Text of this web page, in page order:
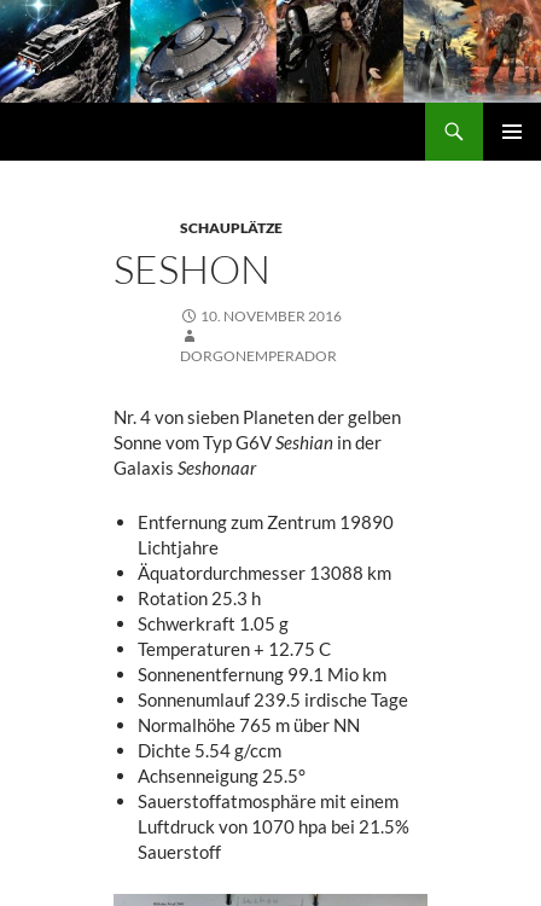
Zum
Inhalt
springen
SCHAUPLÄTZE
SESHON
10. NOVEMBER 2016
DORGONEMPERADOR
Nr. 4 von sieben Planeten der gelben
Sonne vom Typ G6VSeshian in der
GalaxisSeshonaar
Entfernung zum Zentrum 19890
Lichtjahre
Äquatordurchmesser 13088 km
Rotation 25.3 h
Schwerkraft 1.05 g
Temperaturen + 12.75 C
Sonnenentfernung 99.1 Mio km
Sonnenumlauf 239.5 irdische Tage
Normalhöhe 765 m über NN
Dichte 5.54 g/ccm
Achsenneigung 25.5°
Sauerstoffatmosphäre mit einem
Luftdruck von 1070 hpa bei 21.5%
Sauerstoff